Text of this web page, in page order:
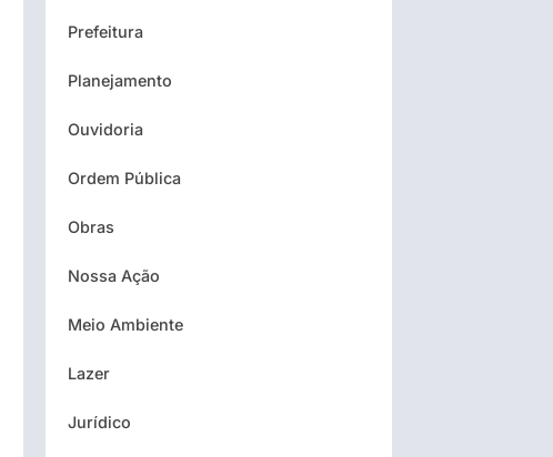
Prefeitura
Planejamento
Ouvidoria
Ordem Pública
Obras
Nossa Ação
Meio Ambiente
Lazer
Jurídico